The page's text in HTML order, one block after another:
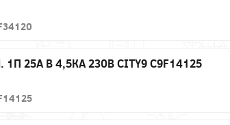
25А B 4,5КА 230В CITY9 C9F14125